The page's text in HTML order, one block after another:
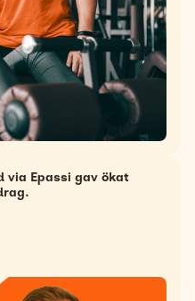
via Epassi gav ökat